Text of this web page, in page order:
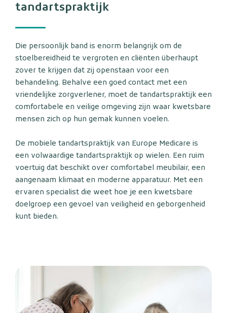
tandartspraktijk
Die persoonlijk band is enorm belangrijk om de
stoelbereidheid te vergroten en cliënten überhaupt
zover te krijgen dat zij openstaan voor een
behandeling. Behalve een goed contact met een
vriendelijke zorgverlener, moet de tandartspraktijk een
comfortabele en veilige omgeving zijn waar kwetsbare
mensen zich op hun gemak kunnen voelen.
De mobiele tandartspraktijk van Europe Medicare is
een volwaardige tandartspraktijk op wielen. Een ruim
voertuig dat beschikt over comfortabel meubilair, een
aangenaam klimaat en moderne apparatuur. Met een
ervaren specialist die weet hoe je een kwetsbare
doelgroep een gevoel van veiligheid en geborgenheid
kunt bieden.